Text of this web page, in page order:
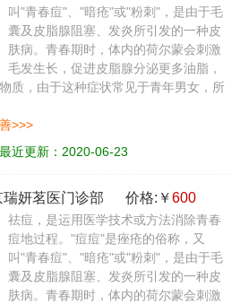
叫"青春痘"、"暗疮"或"粉刺"，是由于毛
囊及皮脂腺阻塞、发炎所引发的一种皮
肤病。青春期时，体内的荷尔蒙会刺激
毛发生长，促进皮脂腺分泌更多油脂，
质，由于这种症状常见于青年男女，所
>>>
最近更新：2020-06-23
瑞妍茗医门诊部 价格:￥600
祛痘，是运用医学技术或方法消除青春
痘地过程。"痘痘"是痤疮的俗称，又
叫"青春痘"、"暗疮"或"粉刺"，是由于毛
囊及皮脂腺阻塞、发炎所引发的一种皮
肤病。青春期时，体内的荷尔蒙会刺激